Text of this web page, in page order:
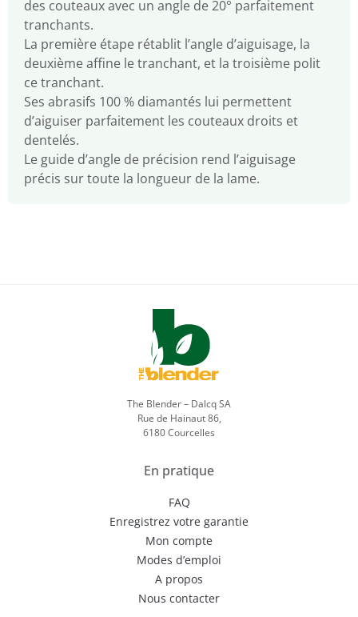
des couteaux avec un angle de 20° parfaitement
tranchants.
La première étape rétablit l’angle d’aiguisage, la
deuxième affine le tranchant, et la troisième polit
ce tranchant.
Ses abrasifs 100 % diamantés lui permettent
d’aiguiser parfaitement les couteaux droits et
dentelés.
Le guide d’angle de précision rend l’aiguisage
précis sur toute la longueur de la lame.
The Blender – Dalcq SA
Rue de Hainaut 86,
6180 Courcelles
En pratique
FAQ
Enregistrez votre garantie
Mon compte
Modes d’emploi
A propos
Nous contacter